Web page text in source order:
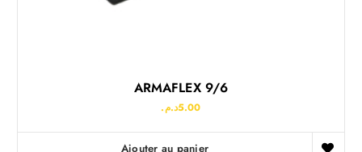
ARMAFLEX 9/6
5.00د.م.
Ajouter au panier